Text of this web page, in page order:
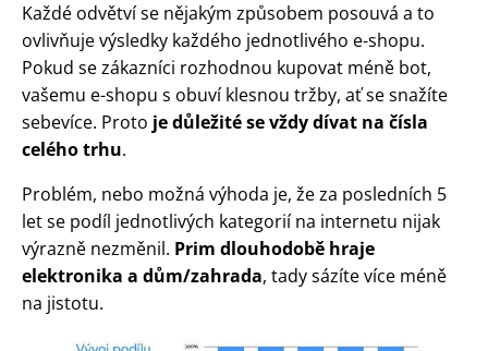
Každé odvětví se nějakým způsobem posouvá a to
ovlivňuje výsledky každého jednotlivého e-shopu.
Pokud se zákazníci rozhodnou kupovat méně bot,
vašemu e-shopu s obuví klesnou tržby, ať se snažíte
sebevíce. Proto je důležité se vždy dívat na čísla
celého trhu.
Problém, nebo možná výhoda je, že za posledních 5
let se podíl jednotlivých kategorií na internetu nijak
výrazně nezměnil. Prim dlouhodobě hraje
elektronika a dům/zahrada, tady sázíte více méně
na jistotu.